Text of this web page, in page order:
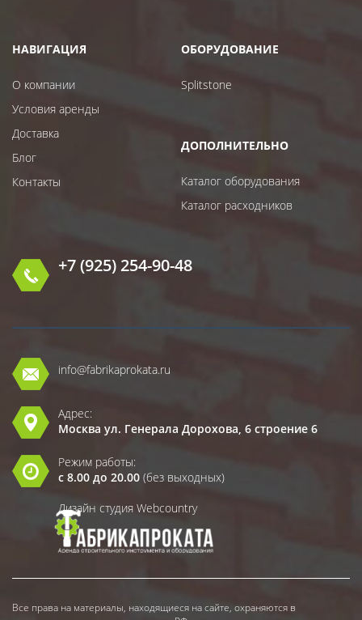
НАВИГАЦИЯ
О компании
Условия аренды
Доставка
Блог
Контакты
ОБОРУДОВАНИЕ
Splitstone
ДОПОЛНИТЕЛЬНО
Каталог оборудования
Каталог расходников
+7 (925) 254-90-48
info@fabrikaprokata.ru
Адрес:
Москва ул. Генерала Дорохова, 6 строение 6
Режим работы:
с 8.00 до 20.00 (без выходных)
Дизайн студия Webcountry
Все права на материалы, находящиеся на сайте, охраняются в